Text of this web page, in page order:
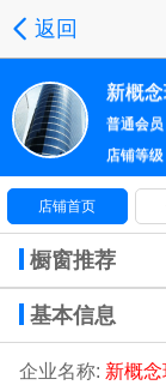
返回
新概
普通会员
店铺等级
店铺首页
橱窗推荐
基本信息
企业名称: 新概